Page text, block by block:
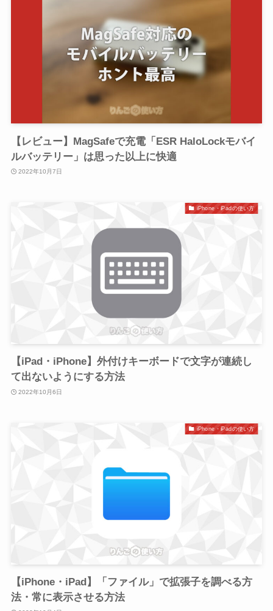
【レビュー】MagSafeで充電「ESR HaloLockモバイ
ルバッテリー」は思った以上に快適
2022年10月7日
iPhone・iPadの使い方
【iPad・iPhone】外付けキーボードで文字が連続し
て出ないようにする方法
2022年10月6日
iPhone・iPadの使い方
【iPhone・iPad】「ファイル」で拡張子を調べる方
法・常に表示させる方法